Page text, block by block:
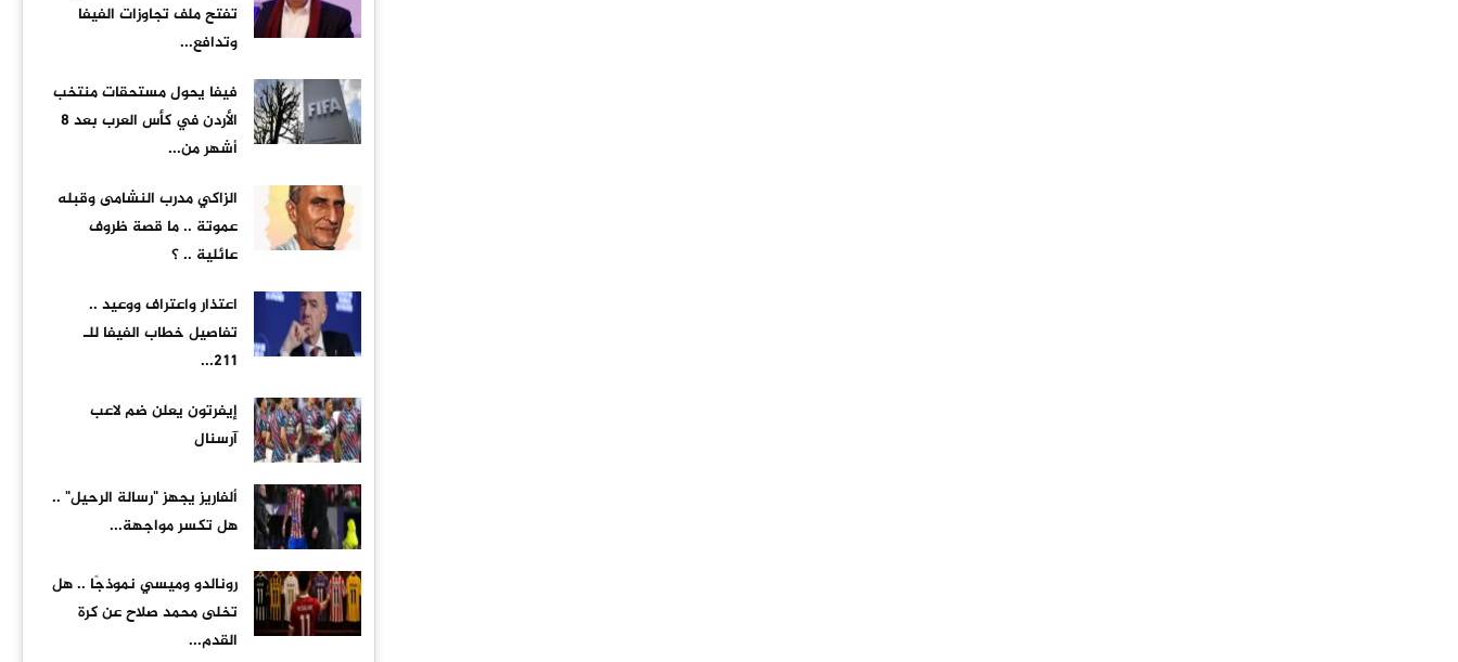
تفتح ملف تجاوزات الفيفا
وتدافع...
فيفا يحول مستحقات منتخب
الأردن في كأس العرب بعد 8
أشهر من...
الزاكي مدرب النشامى وقبله
عموتة .. ما قصة ظروف
عائلية .. ؟
اعتذار واعتراف ووعيد ..
تفاصيل خطاب الفيفا للـ
211...
إيفرتون يعلن ضم لاعب
آرسنال
ألفاريز يجهز "رسالة الرحيل" ..
هل تكسر مواجهة...
رونالدو وميسي نموذجًا .. هل
تخلى محمد صلاح عن كرة
القدم...